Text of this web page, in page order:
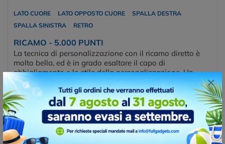
×
LATO CUORE LATO OPPOSTO CUORE
SPALLA DESTRA
SPALLA SINISTRA
RETRO
RICAMO - 5.000 PUNTI
La tecnica di personalizzazione con il ricamo diretto è
molto bella, ed è in grado esaltare il capo di
abbigliamento e lo stile della personalizzazione. Un
indumento ricamato risulta sempre molto elegante. Per
realizzare un ricamo serve un programma che elabora il
file del logo convertendolo in una serie di “punti” che le
macchine ricamatrici possono applicare sui più svariati
tessuti. Il prezzo che offriamo è per un massimo di 5.000
punti, in caso di loghi che ne sviluppano un numero
maggiore dovremmo fare un preventivo diverso.